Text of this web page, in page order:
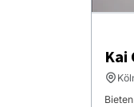
Kai